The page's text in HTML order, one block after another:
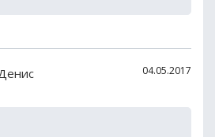
04.05.2017